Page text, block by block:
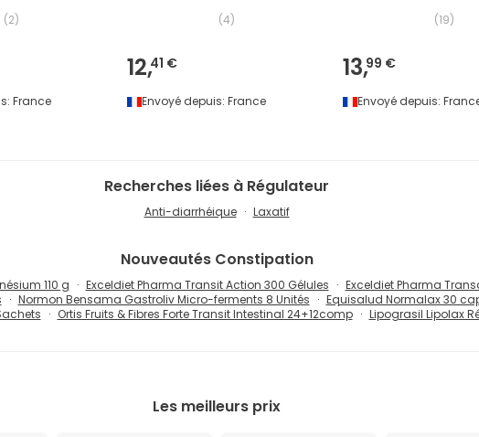
(2)
France
(4)
12,41 €
Envoyé depuis: France
(19)
13,99 €
Envoyé depuis:
Recherches liées à Régulateur
Anti-diarrhéique Laxatif
Nouveautés Constipation
110 g Exceldiet Pharma Transit Action 300 Gélules
Exceldiet Pharma
Normon Bensama Gastroliv Micro-ferments 8 Unités Equisalud Normalax 30
Ortis Fruits & Fibres Forte Transit Intestinal 24+12comp Lipograsil Lipolax
Les meilleurs prix